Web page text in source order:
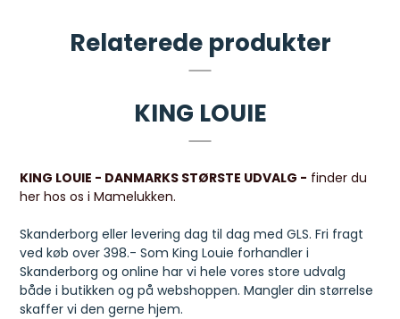
Relaterede produkter
KING LOUIE
KING LOUIE - DANMARKS STØRSTE UDVALG - finder du
her hos os i Mamelukken.
Skanderborg eller levering dag til dag med GLS. Fri fragt
ved køb over 398.- Som King Louie forhandler i
Skanderborg og online har vi hele vores store udvalg
både i butikken og på webshoppen. Mangler din størrelse
skaffer vi den gerne hjem.